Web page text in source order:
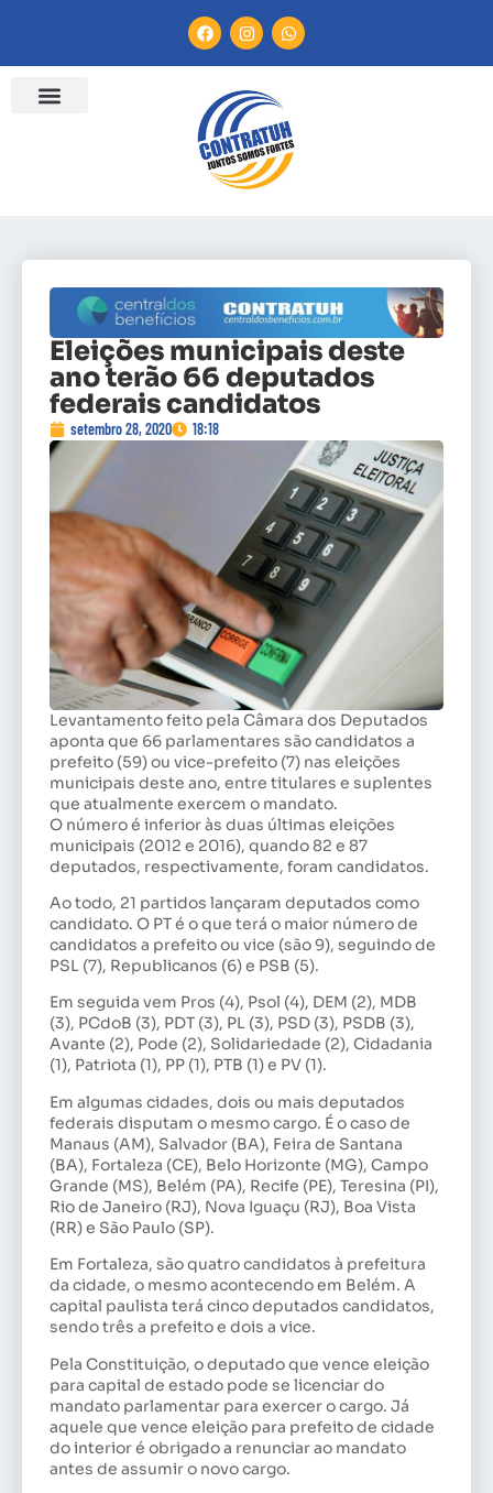
Eleições municipais deste
ano terão 66 deputados
federais candidatos
setembro 28, 2020 18:18
Levantamento feito pela Câmara dos Deputados
aponta que 66 parlamentares são candidatos a
prefeito (59) ou vice-prefeito (7) nas eleições
municipais deste ano, entre titulares e suplentes
que atualmente exercem o mandato.
O número é inferior às duas últimas eleições
municipais (2012 e 2016), quando 82 e 87
deputados, respectivamente, foram candidatos.
Ao todo, 21 partidos lançaram deputados como
candidato. O PT é o que terá o maior número de
candidatos a prefeito ou vice (são 9), seguindo de
PSL (7), Republicanos (6) e PSB (5).
Em seguida vem Pros (4), Psol (4), DEM (2), MDB
(3), PCdoB (3), PDT (3), PL (3), PSD (3), PSDB (3),
Avante (2), Pode (2), Solidariedade (2), Cidadania
(1), Patriota (1), PP (1), PTB (1) e PV (1).
Em algumas cidades, dois ou mais deputados
federais disputam o mesmo cargo. É o caso de
Manaus (AM), Salvador (BA), Feira de Santana
(BA), Fortaleza (CE), Belo Horizonte (MG), Campo
Grande (MS), Belém (PA), Recife (PE), Teresina (PI),
Rio de Janeiro (RJ), Nova Iguaçu (RJ), Boa Vista
(RR) e São Paulo (SP).
Em Fortaleza, são quatro candidatos à prefeitura
da cidade, o mesmo acontecendo em Belém. A
capital paulista terá cinco deputados candidatos,
sendo três a prefeito e dois a vice.
Pela Constituição, o deputado que vence eleição
para capital de estado pode se licenciar do
mandato parlamentar para exercer o cargo. Já
aquele que vence eleição para prefeito de cidade
do interior é obrigado a renunciar ao mandato
antes de assumir o novo cargo.